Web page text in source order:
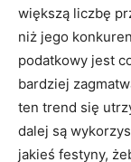
większą liczbę
niż jego
podatkowy jest
bardziej
ten trend się
dalej są
jakieś festyny,